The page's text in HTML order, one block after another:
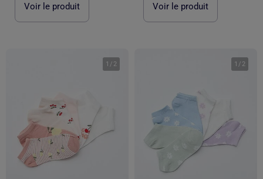
Voir le produit Voir le produit
1 / 2 1 / 2